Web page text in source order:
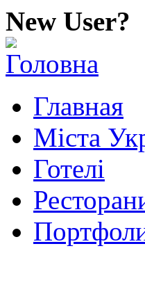
New User?
Главная
Міста
Готелі